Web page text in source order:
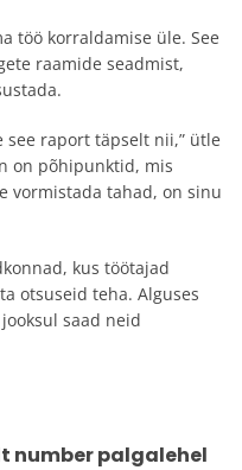
töö korraldamise üle. See
raamide seadmist,
see raport täpselt nii,” ütle
on põhipunktid, mis
vormistada tahad, on sinu
kus töötajad
otsuseid teha. Alguses
saad neid
number palgalehel